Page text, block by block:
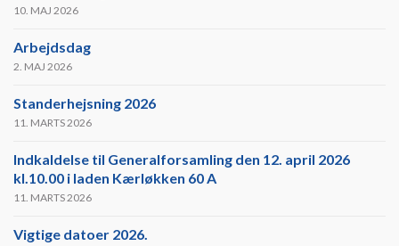
10. MAJ 2026
Arbejdsdag
2. MAJ 2026
Standerhejsning 2026
11. MARTS 2026
Indkaldelse til Generalforsamling den 12. april 2026
kl.10.00 i laden Kærløkken 60 A
11. MARTS 2026
Vigtige datoer 2026.